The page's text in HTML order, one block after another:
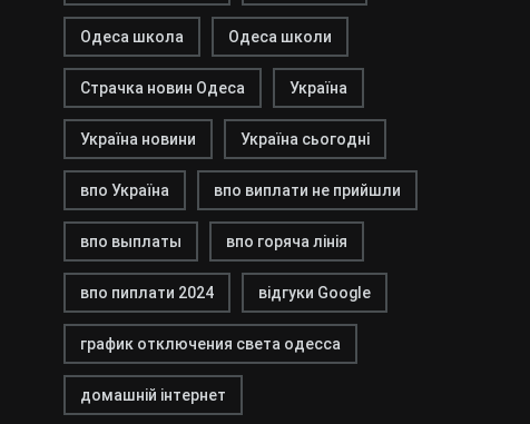
Одеса школа Одеса школи
Страчка новин Одеса Україна
Україна новини Україна сьогодні
впо Україна впо виплати не прийшли
впо выплаты впо горяча лінія
впо пиплати 2024 відгуки Google
график отключения света одесса
домашній інтернет